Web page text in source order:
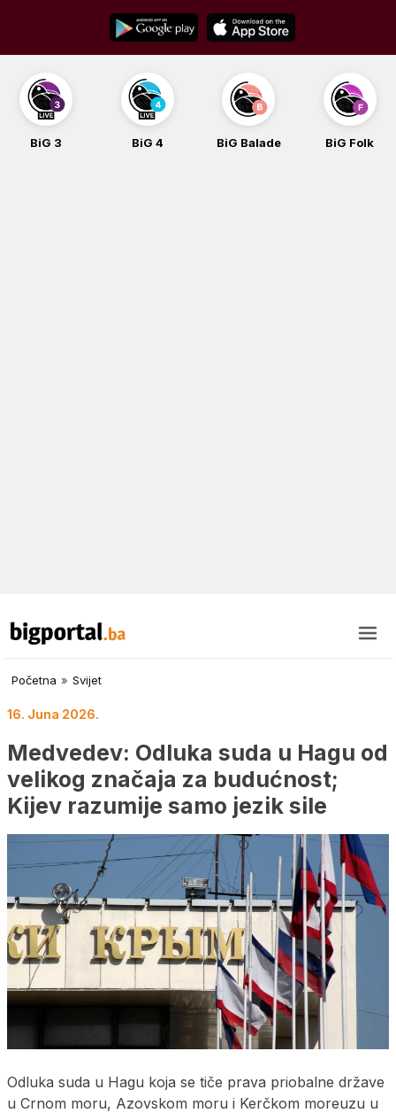
content
BiG 3 BiG 4 BiG Balade BiG Folk
Početna » Svijet
16. Juna 2026.
Medvedev: Odluka suda u Hagu od
velikog značaja za budućnost;
Kijev razumije samo jezik sile
Odluka suda u Hagu koja se tiče prava priobalne države
u Crnom moru, Azovskom moru i Kerčkom moreuzu u